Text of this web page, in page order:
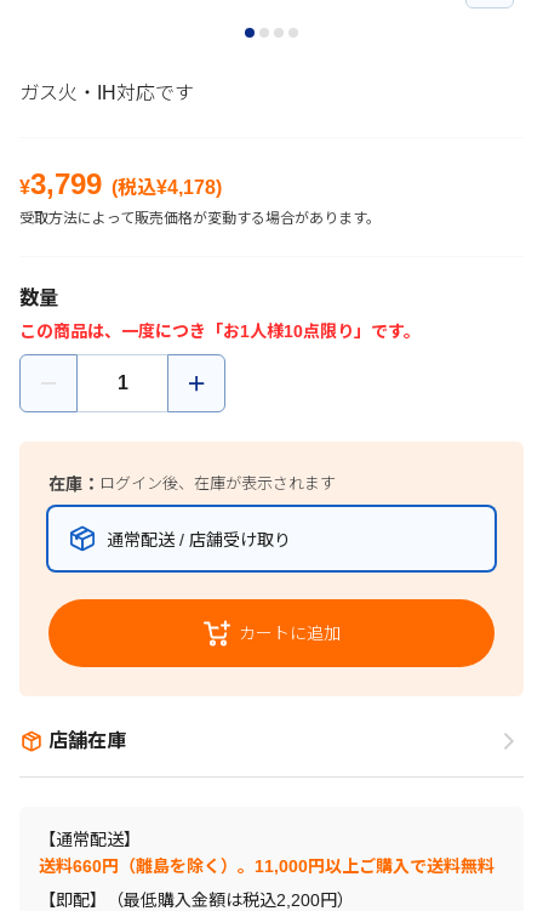
ガス火・IH対応です
¥3,799 (税込¥4,178)
受取方法によって販売価格が変動する場合があります。
数量
この商品は、一度につき「お1人様10点限り」です。
在庫： ログイン後、在庫が表示されます
通常配送 / 店舗受け取り
カートに追加
店舗在庫
【通常配送】
送料660円（離島を除く）。11,000円以上ご購入で送料無料
【即配】（最低購入金額は税込2,200円）